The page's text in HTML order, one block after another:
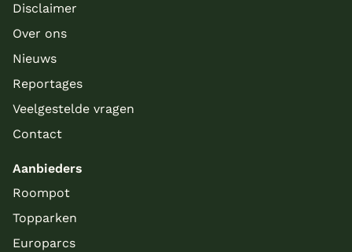
Disclaimer
Over ons
Nieuws
Reportages
Veelgestelde vragen
Contact
Aanbieders
Roompot
Topparken
Europarcs